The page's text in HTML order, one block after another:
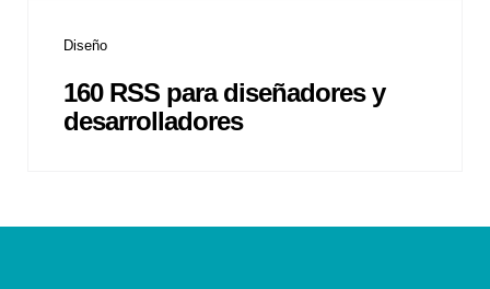
Diseño
160 RSS para diseñadores y
desarrolladores